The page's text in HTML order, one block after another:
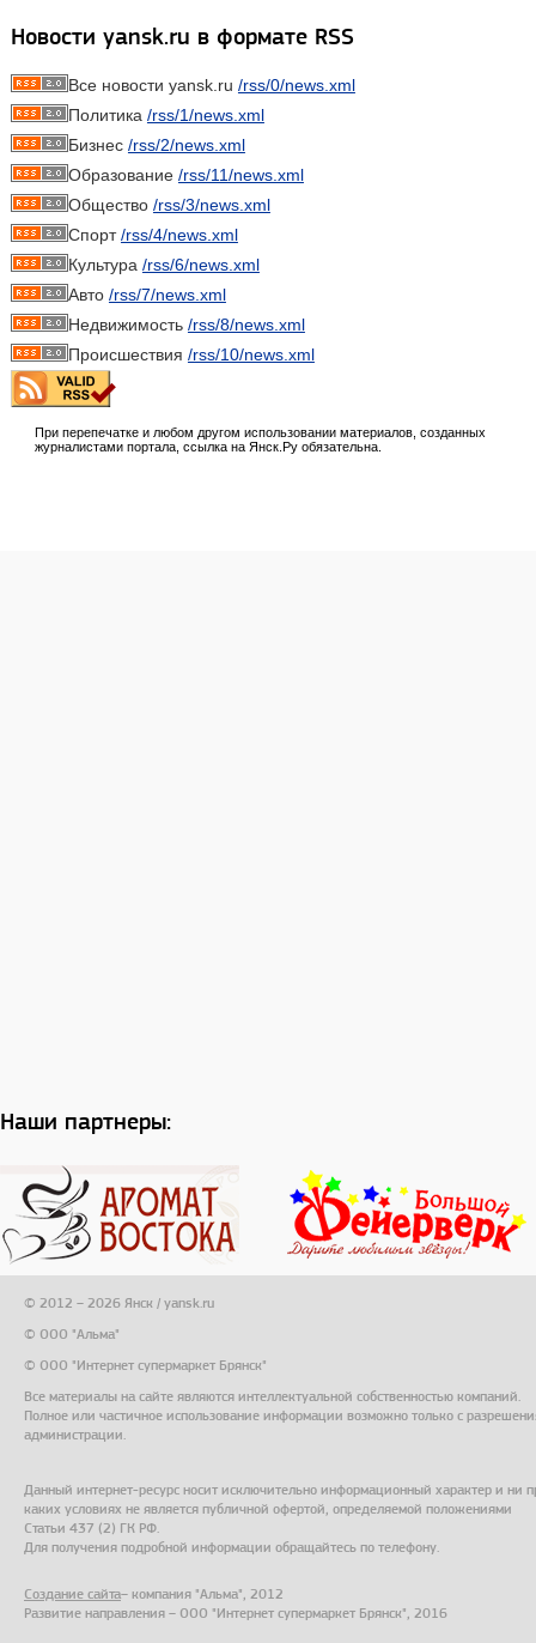
Новости yansk.ru в формате RSS
Все новости yansk.ru /rss/0/news.xml
Политика /rss/1/news.xml
Бизнес /rss/2/news.xml
Образование /rss/11/news.xml
Общество /rss/3/news.xml
Спорт/rss/4/news.xml
Культура /rss/6/news.xml
Авто /rss/7/news.xml
Недвижимость /rss/8/news.xml
Происшествия /rss/10/news.xml
При перепечатке и любом другом использовании материалов, созданных
журналистами портала, ссылка на Янск.Ру обязательна.
Наши партнеры:
© 2012 – 2026 Янск / yansk.ru
© ООО "Альма"
© ООО "Интернет супермаркет Брянск"
Все материалы на сайте являются интеллектуальной собственностью компаний.
Полное или частичное использование информации возможно только с
администрации.
Данный интернет-ресурс носит исключительно информационный характер и ни
каких условиях не является публичной офертой, определяемой положениями
Статьи 437 (2) ГК РФ.
Для получения подробной информации обращайтесь по телефону.
Создание сайта– компания "Альма", 2012
Развитие направления – ООО "Интернет супермаркет Брянск", 2016